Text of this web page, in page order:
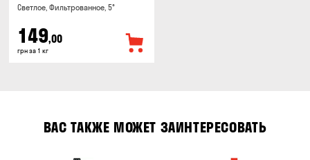
Светлое, Фильтрованное, 5°
149,00
грн за 1 кг
ВАС ТАКЖЕ МОЖЕТ ЗАИНТЕРЕСОВАТЬ